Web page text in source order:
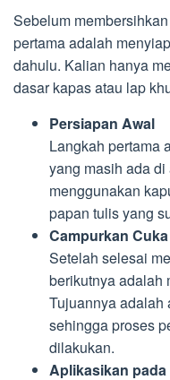
Sebelum
pertama adalah
dahulu. Kalian hanya
dasar kapas atau lap
Persiapan Awal
Langkah pertama
yang masih ada
menggunakan
papan tulis yang
Campurkan
Setelah selesai
berikutnya adalah
Tujuannya adalah
sehingga proses
dilakukan.
Aplikasikan